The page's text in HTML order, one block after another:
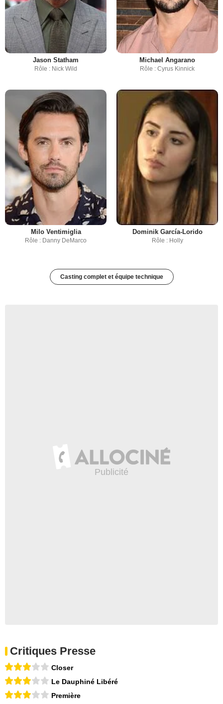
Jason Statham
Rôle : Nick Wild
Michael Angarano
Rôle : Cyrus Kinnick
Milo Ventimiglia
Rôle : Danny DeMarco
Dominik García-Lorido
Rôle : Holly
Casting complet et équipe technique
Critiques Presse
Closer
Le Dauphiné Libéré
Première